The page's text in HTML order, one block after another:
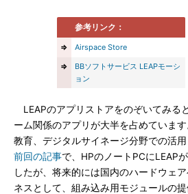
参考リンク：
⇒
Airspace Store
⇒
BBソフトサービス LEAPモーシ
ョン
LEAPのアプリストアをのぞいてみる
ーム関係のアプリが大半を占めていま
教育、デジタルサイネージ分野での活用
前回の記事で、HPのノートPCにLEAP
したが、将来的には国内のハードウェ
ネスとして、組み込み用モジュールの